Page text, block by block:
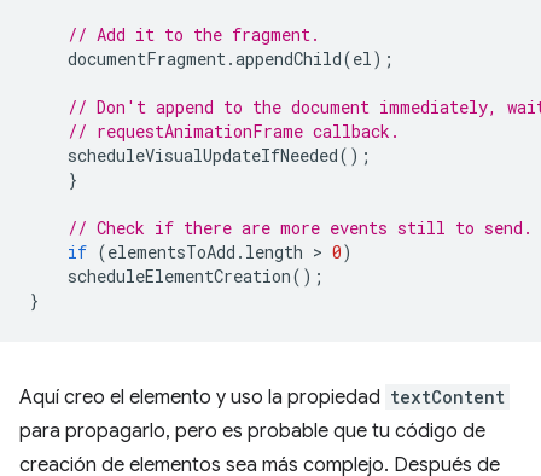
// Add it to the fragment.
documentFragment.appendChild(el);
// Don't append to the document immediately,
// requestAnimationFrame callback.
scheduleVisualUpdateIfNeeded();
}
// Check if there are more events still to send.
if (elementsToAdd . length > 0)
scheduleElementCreation();
}
Aquí creo el elemento y uso la propiedad textContent
para propagarlo, pero es probable que tu código de
creación de elementos sea más complejo. Después de